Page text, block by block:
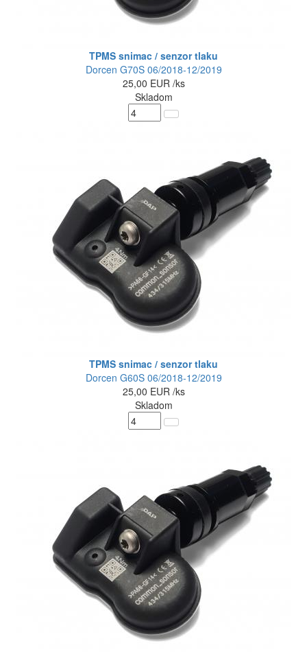
TPMS snimac / senzor tlaku
Dorcen G70S 06/2018-12/2019
25,00 EUR /ks
Skladom
TPMS snimac / senzor tlaku
Dorcen G60S 06/2018-12/2019
25,00 EUR /ks
Skladom